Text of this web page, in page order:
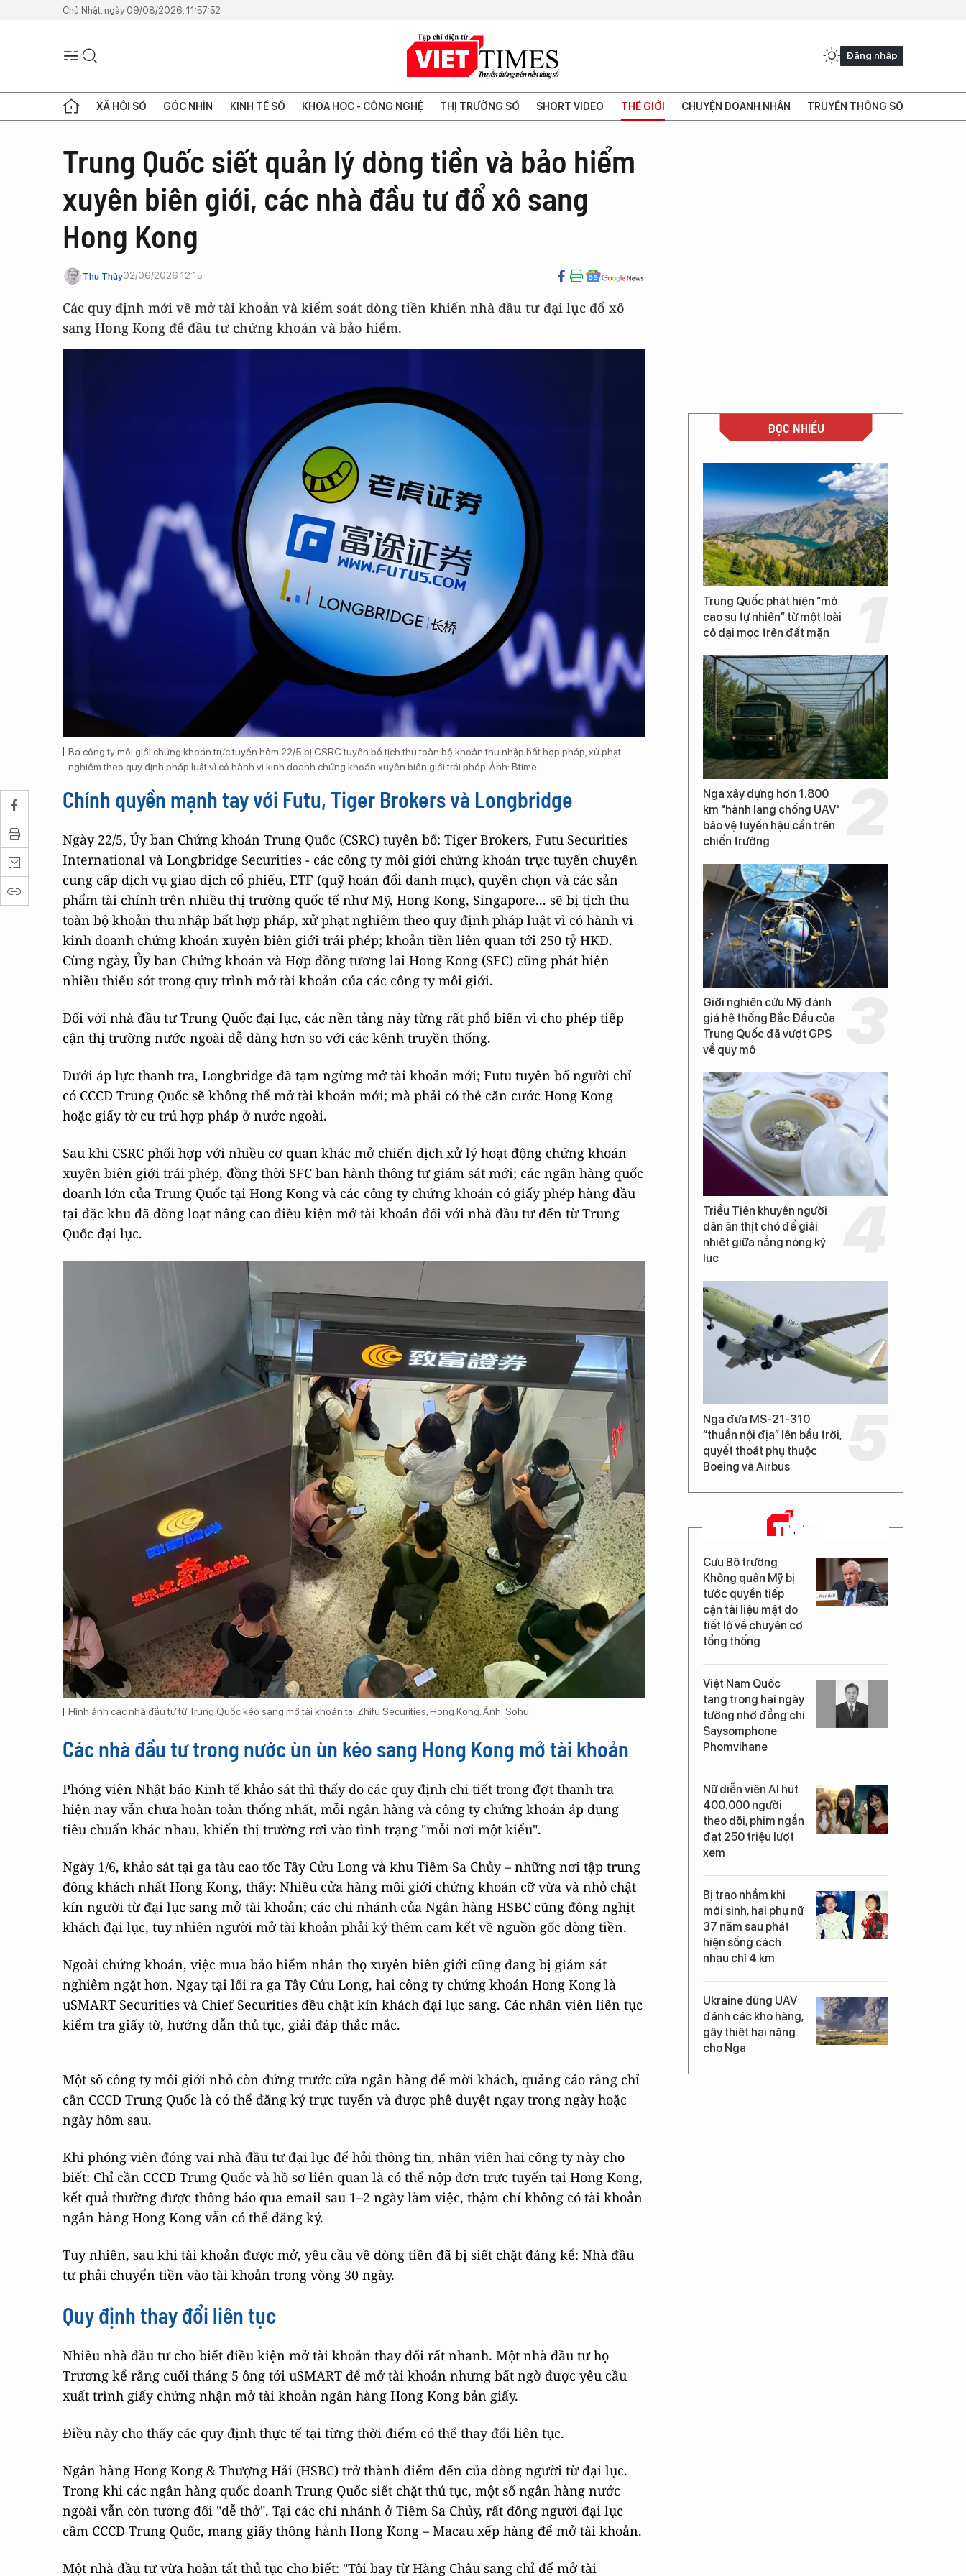
Chủ Nhật, ngày 09/08/2026, 11:57:52
Đăng nhập
XÃ HỘI SỐ GÓC NHÌN KINH TẾ SỐ KHOA HỌC - CÔNG NGHỆ THỊ TRƯỜNG SỐ SHORT VIDEO THẾ GIỚI CHUYỆN DOANH NHÂN TRUYỀN THÔNG SỐ
Trung Quốc siết quản lý dòng tiền và bảo hiểm
xuyên biên giới, các nhà đầu tư đổ xô sang
Hong Kong
Thu Thủy02/06/2026 12:15
Các quy định mới về mở tài khoản và kiểm soát dòng tiền khiến nhà đầu tư đại lục đổ xô
sang Hong Kong để đầu tư chứng khoán và bảo hiểm.
Ba công ty môi giới chứng khoán trực tuyến hôm 22/5 bị CSRC tuyên bố tịch thu toàn bộ khoản thu nhập bất hợp pháp, xử phạt
nghiêm theo quy định pháp luật vì có hành vi kinh doanh chứng khoán xuyên biên giới trái phép. Ảnh: Btime.
Chính quyền mạnh tay với Futu, Tiger Brokers và Longbridge
Ngày 22/5, Ủy ban Chứng khoán Trung Quốc (CSRC) tuyên bố: Tiger Brokers, Futu Securities
International và Longbridge Securities - các công ty môi giới chứng khoán trực tuyến chuyên
cung cấp dịch vụ giao dịch cổ phiếu, ETF (quỹ hoán đổi danh mục), quyền chọn và các sản
phẩm tài chính trên nhiều thị trường quốc tế như Mỹ, Hong Kong, Singapore... sẽ bị tịch thu
toàn bộ khoản thu nhập bất hợp pháp, xử phạt nghiêm theo quy định pháp luật vì có hành vi
kinh doanh chứng khoán xuyên biên giới trái phép; khoản tiền liên quan tới 250 tỷ HKD.
Cùng ngày, Ủy ban Chứng khoán và Hợp đồng tương lai Hong Kong (SFC) cũng phát hiện
nhiều thiếu sót trong quy trình mở tài khoản của các công ty môi giới.
Đối với nhà đầu tư Trung Quốc đại lục, các nền tảng này từng rất phổ biến vì cho phép tiếp
cận thị trường nước ngoài dễ dàng hơn so với các kênh truyền thống.
Dưới áp lực thanh tra, Longbridge đã tạm ngừng mở tài khoản mới; Futu tuyên bố người chỉ
có CCCD Trung Quốc sẽ không thể mở tài khoản mới; mà phải có thẻ căn cước Hong Kong
hoặc giấy tờ cư trú hợp pháp ở nước ngoài.
Sau khi CSRC phối hợp với nhiều cơ quan khác mở chiến dịch xử lý hoạt động chứng khoán
xuyên biên giới trái phép, đồng thời SFC ban hành thông tư giám sát mới; các ngân hàng quốc
doanh lớn của Trung Quốc tại Hong Kong và các công ty chứng khoán có giấy phép hàng đầu
tại đặc khu đã đồng loạt nâng cao điều kiện mở tài khoản đối với nhà đầu tư đến từ Trung
Quốc đại lục.
Hình ảnh các nhà đầu tư từ Trung Quốc kéo sang mở tài khoản tại Zhifu Securities, Hong Kong. Ảnh: Sohu.
Các nhà đầu tư trong nước ùn ùn kéo sang Hong Kong mở tài khoản
Phóng viên Nhật báo Kinh tế khảo sát thì thấy do các quy định chi tiết trong đợt thanh tra
hiện nay vẫn chưa hoàn toàn thống nhất, mỗi ngân hàng và công ty chứng khoán áp dụng
tiêu chuẩn khác nhau, khiến thị trường rơi vào tình trạng "mỗi nơi một kiểu".
Ngày 1/6, khảo sát tại ga tàu cao tốc Tây Cửu Long và khu Tiêm Sa Chủy – những nơi tập trung
đông khách nhất Hong Kong, thấy: Nhiều cửa hàng môi giới chứng khoán cỡ vừa và nhỏ chật
kín người từ đại lục sang mở tài khoản; các chi nhánh của Ngân hàng HSBC cũng đông nghịt
khách đại lục, tuy nhiên người mở tài khoản phải ký thêm cam kết về nguồn gốc dòng tiền.
Ngoài chứng khoán, việc mua bảo hiểm nhân thọ xuyên biên giới cũng đang bị giám sát
nghiêm ngặt hơn. Ngay tại lối ra ga Tây Cửu Long, hai công ty chứng khoán Hong Kong là
uSMART Securities và Chief Securities đều chật kín khách đại lục sang. Các nhân viên liên tục
kiểm tra giấy tờ, hướng dẫn thủ tục, giải đáp thắc mắc.
Một số công ty môi giới nhỏ còn đứng trước cửa ngân hàng để mời khách, quảng cáo rằng chỉ
cần CCCD Trung Quốc là có thể đăng ký trực tuyến và được phê duyệt ngay trong ngày hoặc
ngày hôm sau.
Khi phóng viên đóng vai nhà đầu tư đại lục để hỏi thông tin, nhân viên hai công ty này cho
biết: Chỉ cần CCCD Trung Quốc và hồ sơ liên quan là có thể nộp đơn trực tuyến tại Hong Kong,
kết quả thường được thông báo qua email sau 1–2 ngày làm việc, thậm chí không có tài khoản
ngân hàng Hong Kong vẫn có thể đăng ký.
Tuy nhiên, sau khi tài khoản được mở, yêu cầu về dòng tiền đã bị siết chặt đáng kể: Nhà đầu
tư phải chuyển tiền vào tài khoản trong vòng 30 ngày.
Quy định thay đổi liên tục
Nhiều nhà đầu tư cho biết điều kiện mở tài khoản thay đổi rất nhanh. Một nhà đầu tư họ
Trương kể rằng cuối tháng 5 ông tới uSMART để mở tài khoản nhưng bất ngờ được yêu cầu
xuất trình giấy chứng nhận mở tài khoản ngân hàng Hong Kong bản giấy.
Điều này cho thấy các quy định thực tế tại từng thời điểm có thể thay đổi liên tục.
Ngân hàng Hong Kong & Thượng Hải (HSBC) trở thành điểm đến của dòng người từ đại lục.
Trong khi các ngân hàng quốc doanh Trung Quốc siết chặt thủ tục, một số ngân hàng nước
ngoài vẫn còn tương đối "dễ thở". Tại các chi nhánh ở Tiêm Sa Chủy, rất đông người đại lục
cầm CCCD Trung Quốc, mang giấy thông hành Hong Kong – Macau xếp hàng để mở tài khoản.
Một nhà đầu tư vừa hoàn tất thủ tục cho biết: "Tôi bay từ Hàng Châu sang chỉ để mở tài
ĐỌC NHIỀU
Trung Quốc phát hiện “mỏ
cao su tự nhiên” từ một loài
cỏ dại mọc trên đất mặn
Nga xây dựng hơn 1.800
km "hành lang chống UAV"
bảo vệ tuyến hậu cần trên
chiến trường
Giới nghiên cứu Mỹ đánh
giá hệ thống Bắc Đẩu của
Trung Quốc đã vượt GPS
về quy mô
Triều Tiên khuyên người
dân ăn thịt chó để giải
nhiệt giữa nắng nóng kỷ
lục
Nga đưa MS-21-310
“thuần nội địa” lên bầu trời,
quyết thoát phụ thuộc
Boeing và Airbus
TIN MỚI
Cựu Bộ trưởng
Không quân Mỹ bị
tước quyền tiếp
cận tài liệu mật do
tiết lộ về chuyên cơ
tổng thống
Việt Nam Quốc
tang trong hai ngày
tưởng nhớ đồng chí
Saysomphone
Phomvihane
Nữ diễn viên AI hút
400.000 người
theo dõi, phim ngắn
đạt 250 triệu lượt
xem
Bị trao nhầm khi
mới sinh, hai phụ nữ
37 năm sau phát
hiện sống cách
nhau chỉ 4 km
Ukraine dùng UAV
đánh các kho hàng,
gây thiệt hại nặng
cho Nga